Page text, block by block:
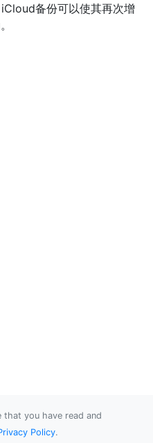
备份可以使其再次增
that you have read and
Policy.